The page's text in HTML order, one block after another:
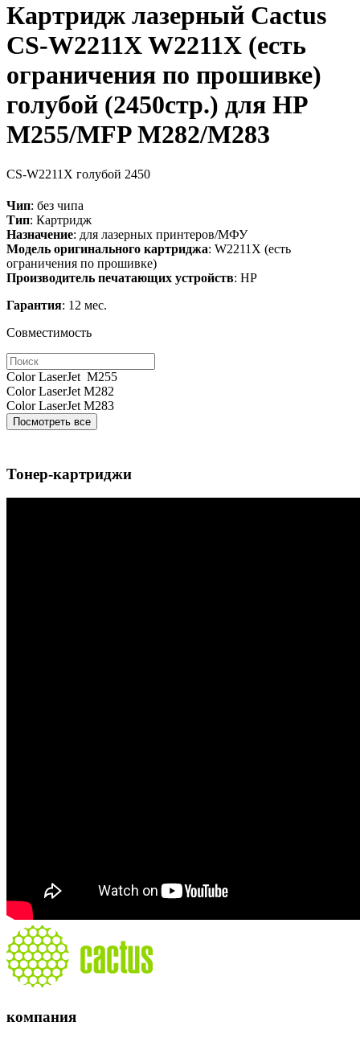
Картридж лазерный Cactus
CS-W2211X W2211X (есть
ограничения по прошивке)
голубой (2450стр.) для HP
M255/MFP M282/M283
CS-W2211X голубой 2450
Чип: без чипа
Тип: Картридж
Назначение: для лазерных принтеров/МФУ
Модель оригинального картриджа: W2211X (есть
ограничения по прошивке)
Производитель печатающих устройств: HP
Гарантия: 12 мес.
Совместимость
Color LaserJet M255
Color LaserJet M282
Color LaserJet M283
Посмотреть все
Тонер-картриджи
компания